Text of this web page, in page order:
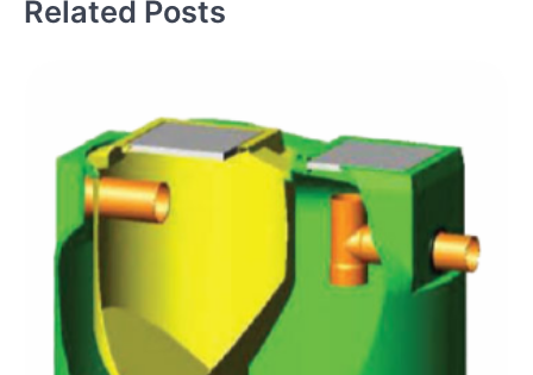
Related Posts